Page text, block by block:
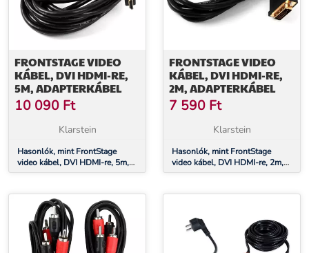
FRONTSTAGE VIDEO
KÁBEL, DVI HDMI-RE,
5M, ADAPTERKÁBEL
10 090 Ft
Klarstein
Hasonlók, mint FrontStage
video kábel, DVI HDMI-re, 5m,
adapterkábel
FRONTSTAGE VIDEO
KÁBEL, DVI HDMI-RE,
2M, ADAPTERKÁBEL
7 590 Ft
Klarstein
Hasonlók, mint FrontStage
video kábel, DVI HDMI-re, 2m,
adapterkábel